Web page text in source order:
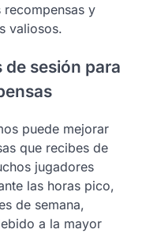
recompensas y
valiosos.
sesión para
puede mejorar
que recibes de
jugadores
las horas pico,
de semana,
a la mayor